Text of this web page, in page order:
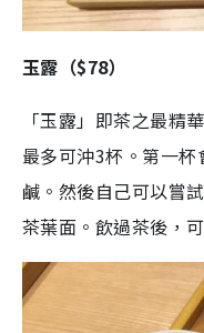
玉露（$78）
「玉露」即茶之最精
最多可沖3杯。第一
鹹。然後自己可以嘗
茶葉面。飲過茶後，